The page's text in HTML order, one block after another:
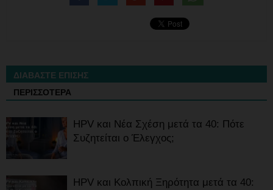
ΔΙΑΒΑΣΤΕ ΕΠΙΣΗΣ
ΠΕΡΙΣΣΟΤΕΡΑ
HPV και Νέα Σχέση μετά τα 40: Πότε
Συζητείται ο Έλεγχος;
HPV και Κολπική Ξηρότητα μετά τα 40: